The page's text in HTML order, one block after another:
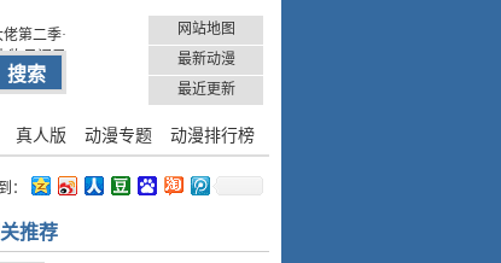
第二季·
物见闻录
网站地图
最新动漫
最近更新
真人版 动漫专题 动漫排行榜
：
推荐